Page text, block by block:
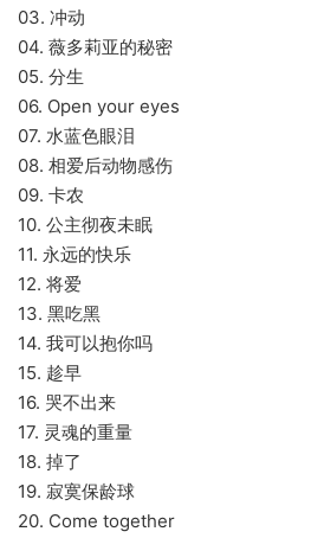
03. 冲动
04. 薇多莉亚的秘密
05. 分生
06. Open your eyes
07. 水蓝色眼泪
08. 相爱后动物感伤
09. 卡农
10. 公主彻夜未眠
11. 永远的快乐
12. 将爱
13. 黑吃黑
14. 我可以抱你吗
15. 趁早
16. 哭不出来
17. 灵魂的重量
18. 掉了
19. 寂寞保龄球
20. Come together